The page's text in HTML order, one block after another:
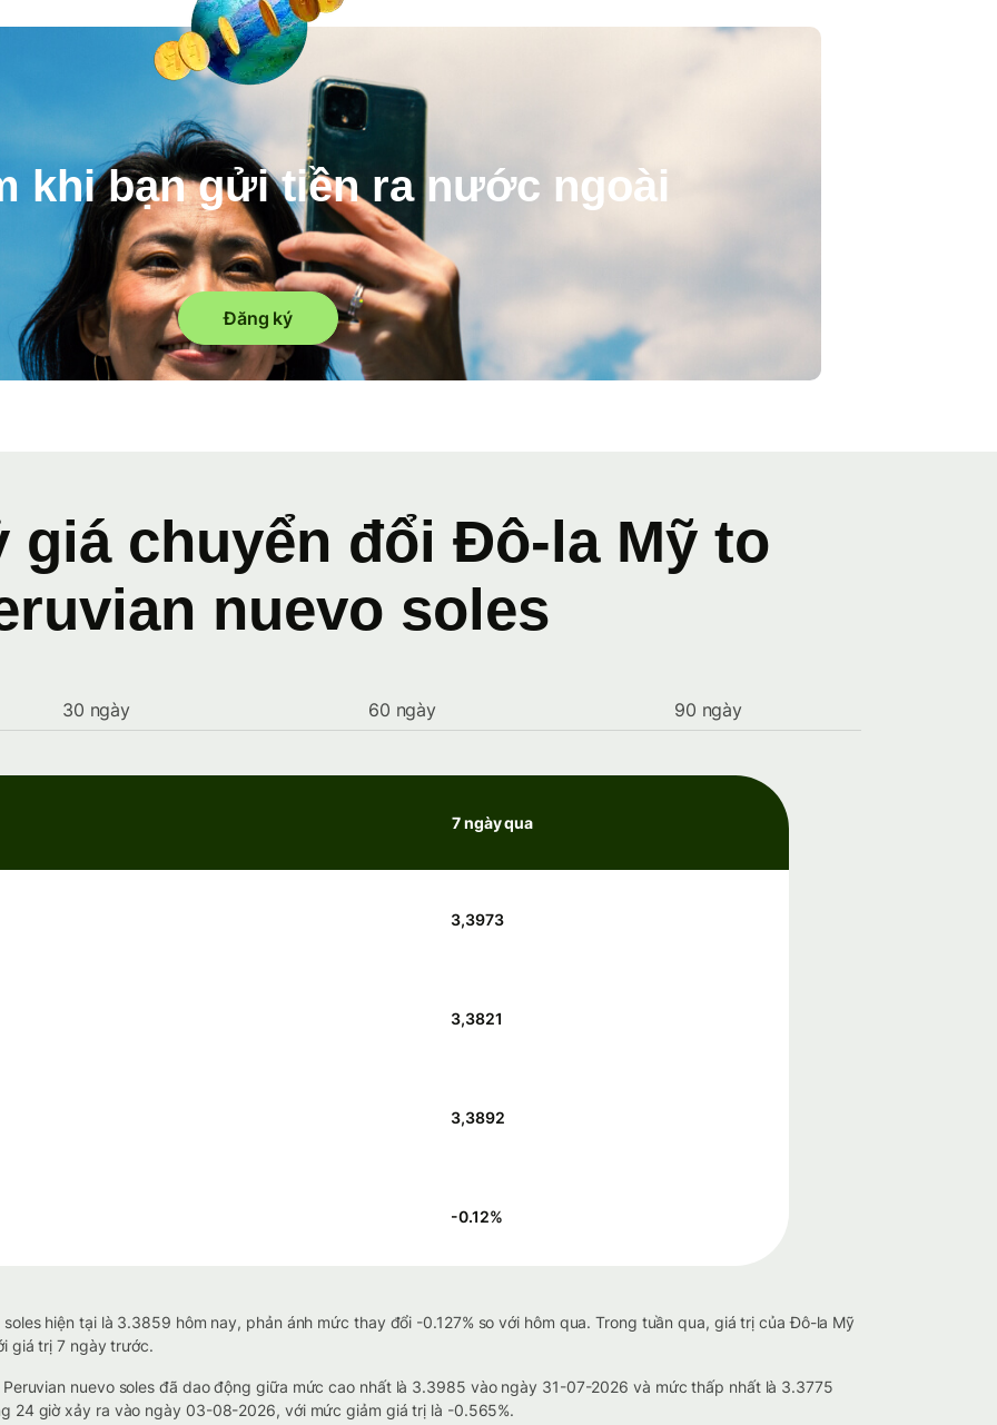
khi bạn gửi tiền ra nước ngoài
Đăng ký
chuyển đổi Đô-la Mỹ to
nuevo soles
30 ngày 60 ngày 90 ngày
7 ngày qua
3,3973
3,3821
3,3892
-0.12%
hiện tại là 3.3859 hôm nay, phản ánh mức thay đổi -0.127% so với hôm qua. Trong tuần qua, giá trị của Đô-la Mỹ
giá trị 7 ngày trước.
nuevo soles đã dao động giữa mức cao nhất là 3.3985 vào ngày 31-07-2026 và mức thấp nhất là 3.3775
24 giờ xảy ra vào ngày 03-08-2026, với mức giảm giá trị là -0.565%.